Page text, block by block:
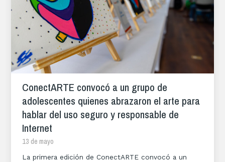
ConectARTE convocó a un grupo de
adolescentes quienes abrazaron el arte para
hablar del uso seguro y responsable de
Internet
13 de mayo
La primera edición de ConectARTE convocó a un